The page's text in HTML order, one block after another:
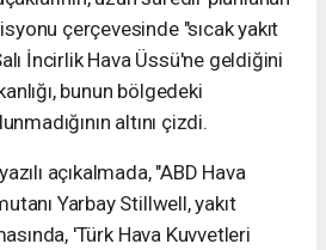
çerçevesinde "sıcak yakıt
İncirlik Hava Üssü'ne geldiğini
bunun bölgedeki
altını çizdi.
açıkalmada, "ABD Hava
Yarbay Stillwell, yakıt
'Türk Hava Kuvvetleri